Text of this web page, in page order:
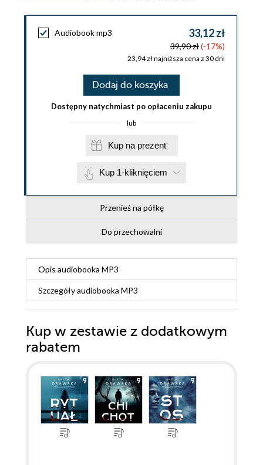
Audiobook mp3 33,12 zł
39,90 zł(-17%)
23,94 zł najniższa cena z 30 dni
Dodaj do koszyka
Dostępny natychmiast po opłaceniu zakupu
lub
Kup na prezent
Kup 1-kliknięciem
Przenieś na półkę
Do przechowalni
Opis audiobooka MP3
Szczegółyaudiobooka MP3
Kup w zestawie z dodatkowym
rabatem